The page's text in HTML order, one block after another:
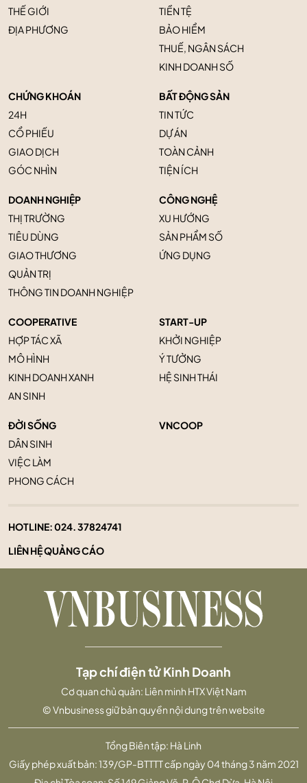
THẾ GIỚI
ĐỊA PHƯƠNG
TIỀN TỆ
BẢO HIỂM
THUẾ, NGÂN SÁCH
KINH DOANH SỐ
CHỨNG KHOÁN
24H
CỔ PHIẾU
GIAO DỊCH
GÓC NHÌN
BẤT ĐỘNG SẢN
TIN TỨC
DỰ ÁN
TOÀN CẢNH
TIỆN ÍCH
DOANH NGHIỆP
THỊ TRƯỜNG
TIÊU DÙNG
GIAO THƯƠNG
QUẢN TRỊ
THÔNG TIN DOANH NGHIỆP
CÔNG NGHỆ
XU HƯỚNG
SẢN PHẨM SỐ
ỨNG DỤNG
COOPERATIVE
HỢP TÁC XÃ
MÔ HÌNH
KINH DOANH XANH
AN SINH
START-UP
KHỞI NGHIỆP
Ý TƯỞNG
HỆ SINH THÁI
ĐỜI SỐNG
DÂN SINH
VIỆC LÀM
PHONG CÁCH
VNCOOP
HOTLINE:024. 37824741
LIÊN HỆ QUẢNG CÁO
Tổng Biên tập: Hà Linh
Giấy phép xuất bản: 139/GP-BTTTT cấp ngày 04 tháng 3 năm 2021
Tạp chí điện tử Kinh Doanh
Cơ quan chủ quản: Liên minh HTX Việt Nam
© Vnbusiness giữ bản quyền nội dung trên website